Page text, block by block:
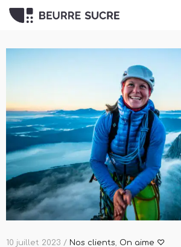
10 juillet 2023 / Nos clients, On aime ♡